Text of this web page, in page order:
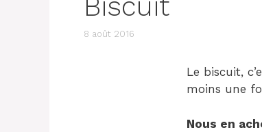
8 août 2016
Le biscuit,
moins une
Nous en